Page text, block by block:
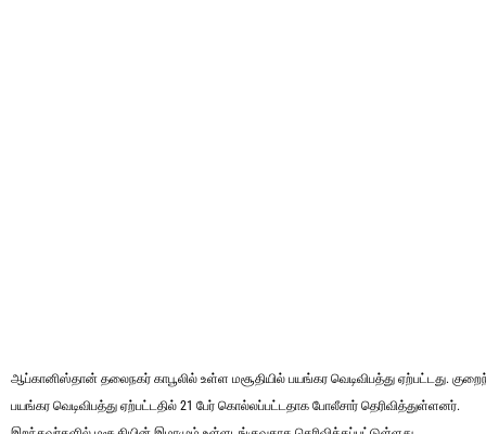
ஆப்கானிஸ்தான் தலைநகர் காபூலில் உள்ள மசூதியில் பயங்கர வெடிவிபத்து ஏற்பட்டது.
பயங்கர வெடிவிபத்து ஏற்பட்டதில் 21 பேர் கொல்லப்பட்டதாக போலீசார் தெரிவித்துள்ளனர்.